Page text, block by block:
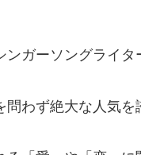
ガーソングライタ
わず絶大な人気を